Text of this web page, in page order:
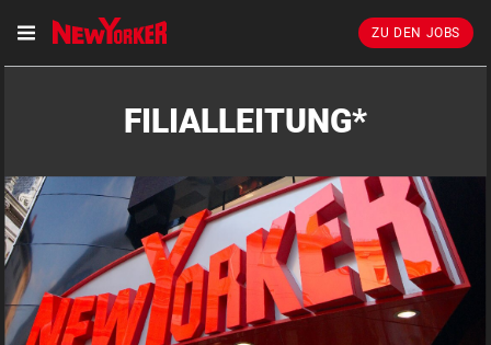
ZU DEN JOBS
FILIALLEITUNG*